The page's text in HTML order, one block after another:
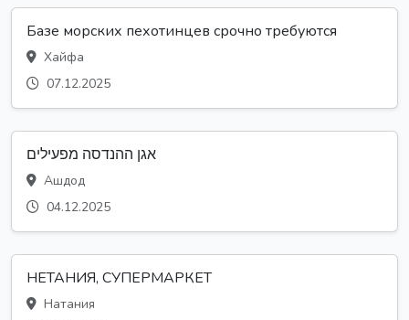
Базе морских пехотинцев срочно требуются
Хайфа
07.12.2025
אגן ההנדסה מפעילים
Ашдод
04.12.2025
НЕТАНИЯ, СУПЕРМАРКЕТ
Натания